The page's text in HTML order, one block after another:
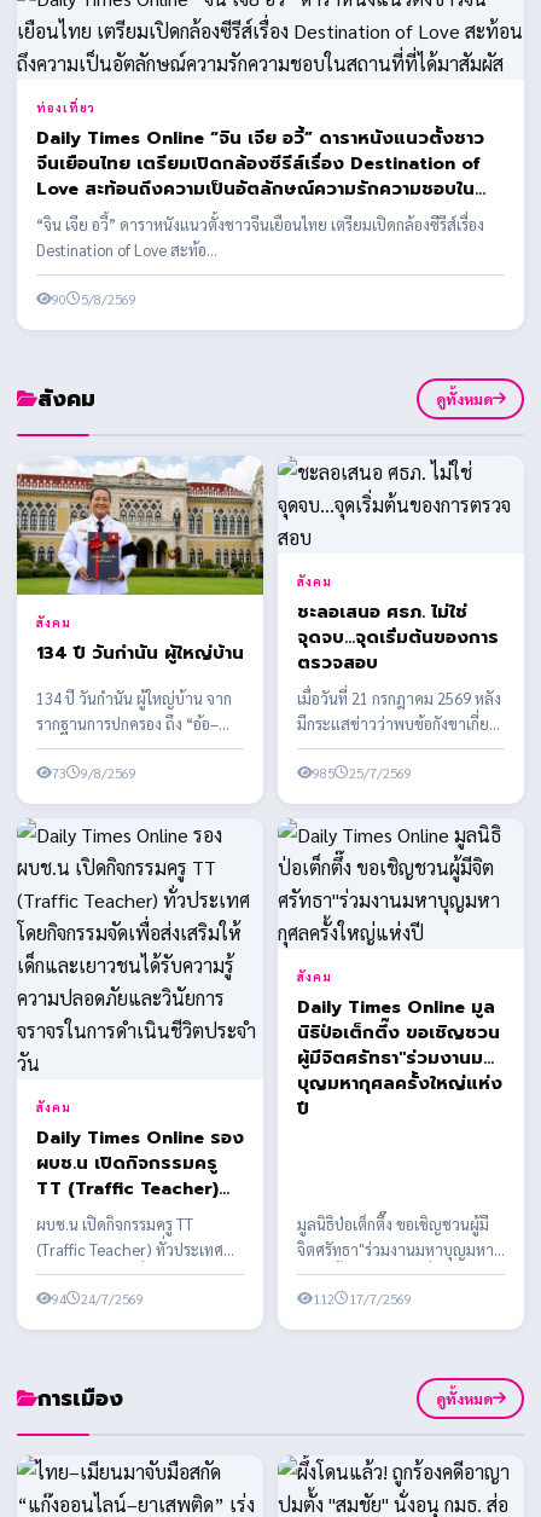
ท่องเที่ยว
Daily Times Online “จิน เจีย อวี้” ดาราหนังแนวตั้งชาว
จีนเยือนไทย เตรียมเปิดกล้องซีรีส์เรื่อง Destination of
Love สะท้อนถึงความเป็นอัตลักษณ์ความรักความชอบใน
สถานที่ที่ได้มาสัมผัส
“จิน เจีย อวี้” ดาราหนังแนวตั้งชาวจีนเยือนไทย เตรียมเปิดกล้องซีรีส์เรื่อง
Destination of Love สะท้อ...
90 5/8/2569
สังคม ดูทั้งหมด
สังคม
134 ปี วันกำนัน ผู้ใหญ่บ้าน
134 ปี วันกำนัน ผู้ใหญ่บ้าน จาก
รากฐานการปกครอง ถึง “อ้อ–
กำนันคนเก่งแห่งบางโฉลง”
73 9/8/2569
สังคม
ชะลอเสนอ ศธภ. ไม่ใช่
จุดจบ...จุดเริ่มต้นของการ
ตรวจสอบ
เมื่อวันที่ 21 กรกฎาคม 2569 หลัง
มีกระแสข่าวว่าพบข้อกังขาเกี่ยว
กับคุณสมบัติของผู้ได้รับการเสนอ
ชื่อบาง...
985 25/7/2569
สังคม
Daily Times Online รอง
ผบช.น เปิดกิจกรรมครู
TT (Traffic Teacher)
ทั่วประเทศ โดยกิจกรรม
จัดเพื่อส่งเสริมให้เด็กและ
เยาวชนได้รับความรู้ความ
ปลอดภัยและวินัยการ
ผบช.น เปิดกิจกรรมครู TT
(Traffic Teacher) ทั่วประเทศ
โดยกิจกรรมจัดเพื่อส่งเสริมให้เด็ก
และเยาวชนได้รั...
94 24/7/2569
สังคม
Daily Times Online มูล
นิธิป่อเต็กตึ๊ง ขอเชิญชวน
ผู้มีจิตศรัทธา"ร่วมงานมหา
บุญมหากุศลครั้งใหญ่แห่ง
ปี
มูลนิธิป่อเต็กตึ๊ง ขอเชิญชวนผู้มี
จิตศรัทธา"ร่วมงานมหาบุญมหา
กุศลครั้งใหญ่แห่งปี เนื่องในงาน
ประเพณีทิ้...
112 17/7/2569
การเมือง ดูทั้งหมด